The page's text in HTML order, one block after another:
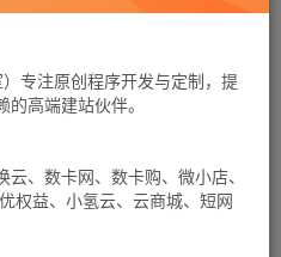
专注原创程序开发与定制，提
高端建站伙伴。
、数卡网、数卡购、微小店、
权益、小氢云、云商城、短网